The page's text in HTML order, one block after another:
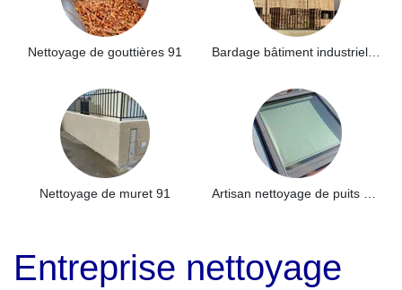
Nettoyage de gouttières 91
Nettoyage de muret 91
Entreprise nettoyage